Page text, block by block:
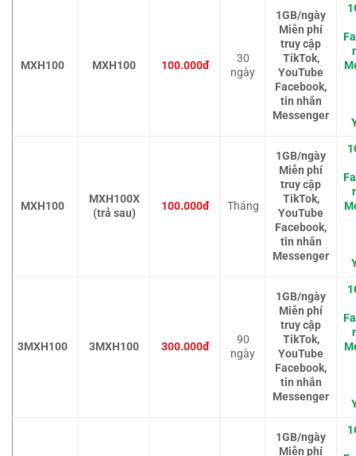
MXH100 MXH100 100.000đ
30
ngày
1GB/ngày
Miễn phí
truy cập
TikTok,
YouTube
Facebook,
tin nhắn
Messenger
MXH100
MXH100X
(trả sau)
100.000đ Tháng
1GB/ngày
Miễn phí
truy cập
TikTok,
YouTube
Facebook,
tin nhắn
Messenger
3MXH100 3MXH100 300.000đ
90
ngày
1GB/ngày
Miễn phí
truy cập
TikTok,
YouTube
Facebook,
tin nhắn
Messenger
1GB/ngày
Miễn phí